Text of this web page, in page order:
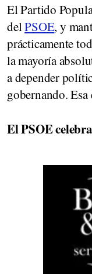
El Partido
delPSOE, y
prácticamente
la mayoría
a depender
gobernando.
El PSOE